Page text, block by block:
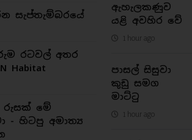
සැප්තැම්බරයේ
රටවල් අතර
Habitat
රුසක් මේ
- හිටපු අමාත්‍ය
ඇහැලකණුව
යළි අවහිර වේ
1 hour ago
පාසල් සිසුවා
කුඩු සමග
මාට්ටු
1 hour ago